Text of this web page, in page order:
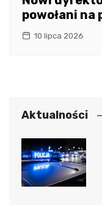
powołani
10 lipca 2026
Aktualności